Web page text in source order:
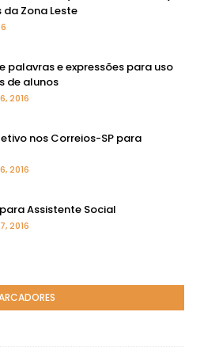
Zona Leste
palavras e expressões para uso
de alunos
2016
nos Correios-SP para
2016
Assistente Social
2016